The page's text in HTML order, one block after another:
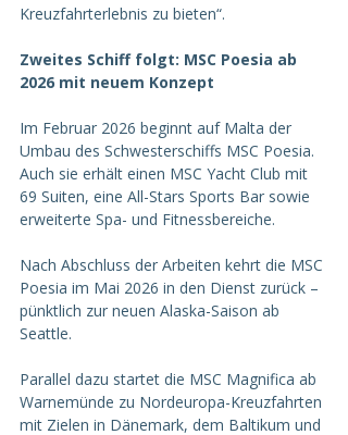
Kreuzfahrterlebnis zu bieten“.
Zweites Schiff folgt: MSC Poesia ab
2026 mit neuem Konzept
Im Februar 2026 beginnt auf Malta der
Umbau des Schwesterschiffs MSC Poesia.
Auch sie erhält einen MSC Yacht Club mit
69 Suiten, eine All-Stars Sports Bar sowie
erweiterte Spa- und Fitnessbereiche.
Nach Abschluss der Arbeiten kehrt die MSC
Poesia im Mai 2026 in den Dienst zurück –
pünktlich zur neuen Alaska-Saison ab
Seattle.
Parallel dazu startet die MSC Magnifica ab
Warnemünde zu Nordeuropa-Kreuzfahrten
mit Zielen in Dänemark, dem Baltikum und